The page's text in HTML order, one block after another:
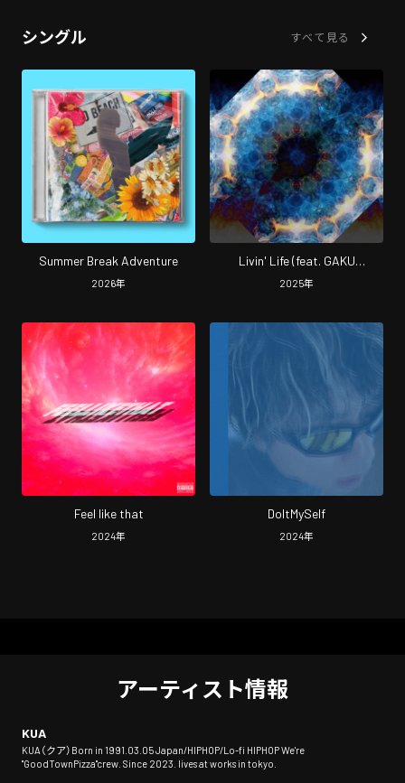
シングル すべて見る
Summer Break Adventure
2026年
Livin' Life (feat. GAKU
(RANDMARK))
2025年
Feel like that
2024年
DoItMySelf
2024年
アーティスト情報
KUA
KUA（クア）Born in 1991.03.05 Japan/HIPHOP/Lo-fi HIPHOP We're
"GoodTownPizza"crew. Since 2023. lives at works in tokyo.